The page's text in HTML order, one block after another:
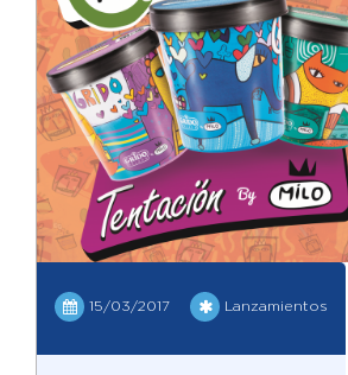
15/03/2017 Lanzamientos